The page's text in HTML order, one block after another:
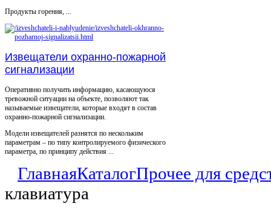
Продукты горения, ...
Извещатели охранно-пожарной
сигнализации
Оперативно получить информацию, касающуюся
тревожной ситуации на объекте, позволяют так
называемые извещатели, которые входят в состав
охранно-пожарной сигнализации.
Модели извещателей разнятся по нескольким
параметрам – по типу контролируемого физического
параметра, по принципу действия ...
ГлавнаяКаталогПрочее для
клавиатура